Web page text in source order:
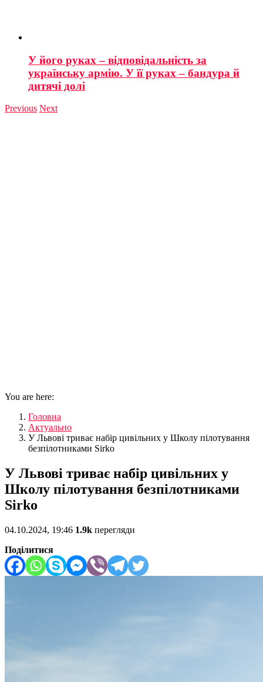
У його руках – відповідальність за
українську армію. У її руках – бандура й
дитячі долі
Previous Next
You are here:
Головна
Актуально
У Львові триває набір цивільних у Школу пілотування
безпілотниками Sirko
У Львові триває набір цивільних у
Школу пілотування безпілотниками
Sirko
04.10.2024, 19:46 1.9k перегляди
Поділитися